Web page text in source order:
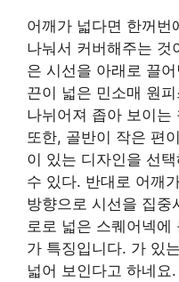
어깨가 넓다면 한꺼번
나눠서 커버해주는 것
은 시선을 아래로 끌
끈이 넓은 민소매 원
나뉘어져 좁아 보이는
또한, 골반이 작은 편
이 있는 디자인을 선
수 있다. 반대로 어깨
방향으로 시선을 집중
로로 넓은 스퀘어넥
가 특징입니다. 가 있
넓어 보인다고 하네요